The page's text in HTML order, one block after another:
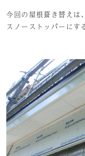
今回の屋根葺き替えは
スノーストッパーにす